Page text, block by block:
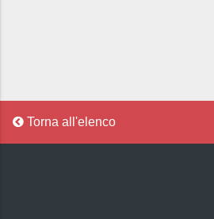
Torna all'elenco